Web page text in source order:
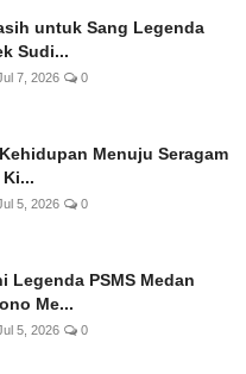
untuk Sang Legenda
Sudi...
7, 2026 0
Menuju Seragam
5, 2026 0
Legenda PSMS Medan
Me...
5, 2026 0